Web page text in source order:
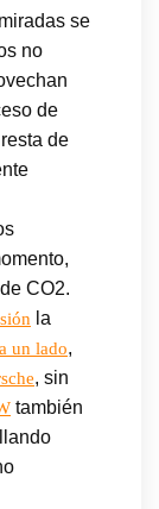
se
no
de
de
CO2.
la
un lado,
, sin
también